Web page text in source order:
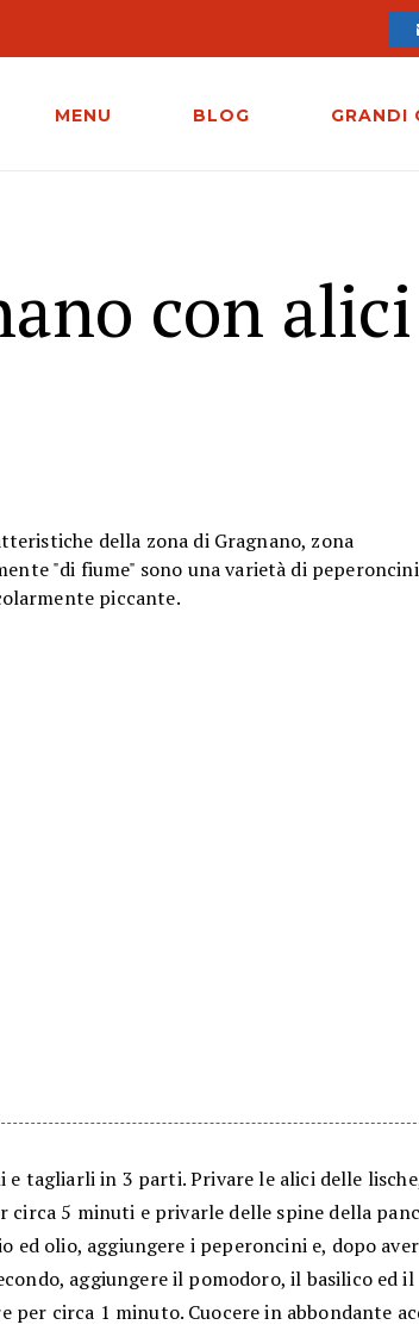
MENU BLOG GRANDI
con
della zona di Gragnano, zona
"di fiume" sono una varietà di peperoncini
piccante.
e tagliarli in 3 parti. Privare le alici delle
circa 5 minuti e privarle delle spine della
ed olio, aggiungere i peperoncini e, dopo
aggiungere il pomodoro, il basilico ed il
per circa 1 minuto. Cuocere in abbondante